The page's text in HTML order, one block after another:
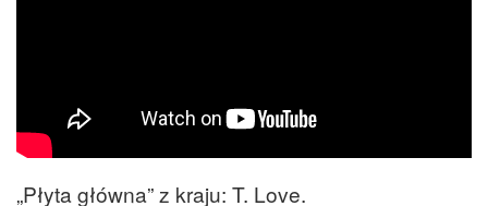
„Płyta główna” z kraju: T. Love.